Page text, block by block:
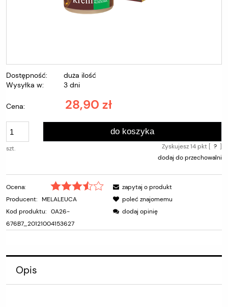
Dostępność:
duża ilość
Wysyłka w:
3 dni
Cena: 28,90 zł
szt.
do koszyka
Zyskujesz14pkt [ ? ]
dodaj do przechowalni
Ocena:
Producent: MELALEUCA
Kod produktu: 0A26-
676B7_20121004153627
zapytaj o produkt
poleć znajomemu
dodaj opinię
Opis